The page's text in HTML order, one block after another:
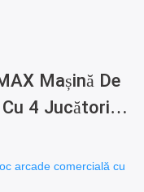
Mașină De
4 Jucători Și